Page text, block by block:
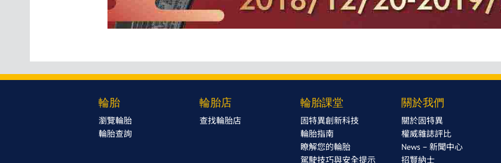
輪胎
瀏覽輪胎
輪胎查詢
輪胎店
查找輪胎店
輪胎課堂
固特異創新科技
輪胎指南
瞭解您的輪胎
駕駛技巧與安全提示
關於我們
關於固特異
權威雜誌評比
News – 新聞中心
招賢納士